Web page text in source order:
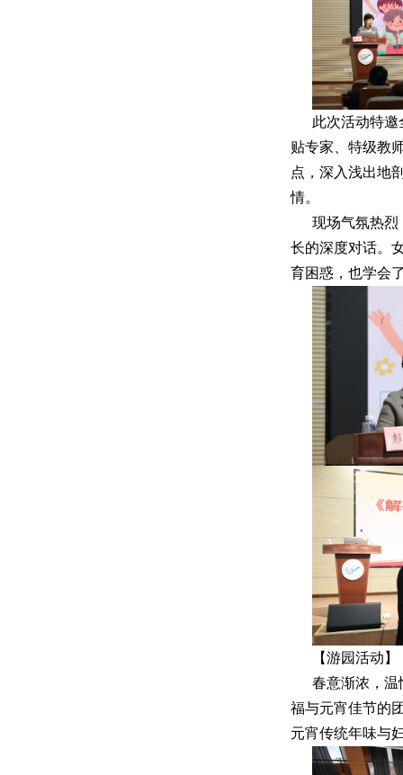
此次活动特
贴专家、特级教
点，深入浅出地
情。
现场气氛热
长的深度对话。
育困惑，也学会
【游园活动】
春意渐浓，温
福与元宵佳节的
元宵传统年味与